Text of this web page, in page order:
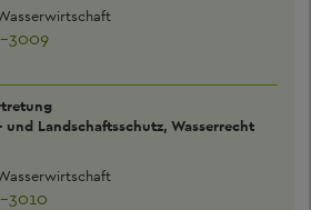
3009
Landschaftsschutz, Wasserrecht
3010